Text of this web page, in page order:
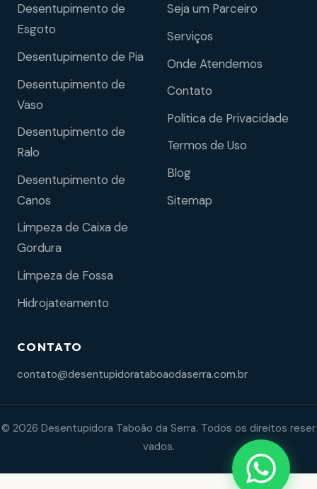
Desentupimento de
Esgoto
Desentupimento de Pia
Desentupimento de
Vaso
Desentupimento de
Ralo
Desentupimento de
Canos
Limpeza de Caixa de
Gordura
Limpeza de Fossa
Hidrojateamento
Seja um Parceiro
Serviços
Onde Atendemos
Contato
Política de Privacidade
Termos de Uso
Blog
Sitemap
CONTATO
contato@desentupidorataboaodaserra.com.br
© 2026 Desentupidora Taboão da Serra. Todos os direitos reser
vados.